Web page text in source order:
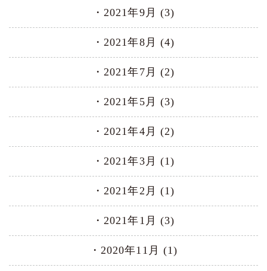
2021年9月 (3)
2021年8月 (4)
2021年7月 (2)
2021年5月 (3)
2021年4月 (2)
2021年3月 (1)
2021年2月 (1)
2021年1月 (3)
2020年11月 (1)